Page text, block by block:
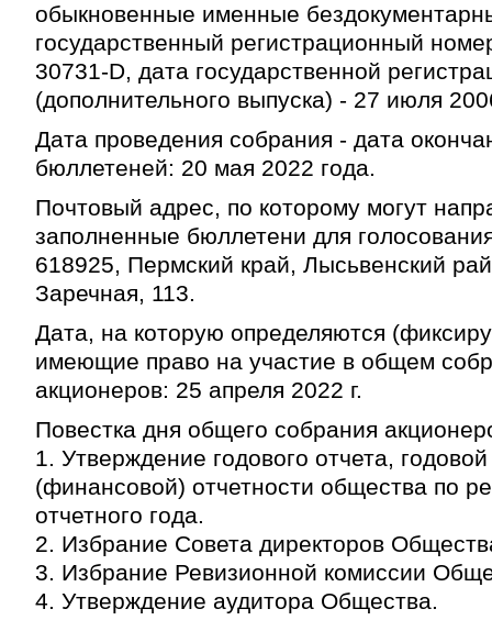
обыкновенные именные
государственный регистрационный
30731-D, дата государственной
(дополнительного выпуска) - 27 июля
Дата проведения собрания - дата
бюллетеней: 20 мая 2022 года.
Почтовый адрес, по которому могут
заполненные бюллетени для
618925, Пермский край, Лысьвенский
Заречная, 113.
Дата, на которую определяются
имеющие право на участие в общем
акционеров: 25 апреля 2022 г.
Повестка дня общего собрания
1. Утверждение годового отчета,
(финансовой) отчетности общества по
отчетного года.
2. Избрание Совета директоров
3. Избрание Ревизионной комиссии
4. Утверждение аудитора Общества.